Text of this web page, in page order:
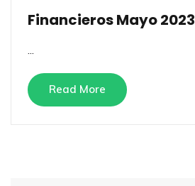
Financieros Mayo 2023
...
Read More